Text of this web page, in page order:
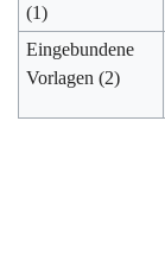
(1)
Eingebundene
Vorlagen (2)